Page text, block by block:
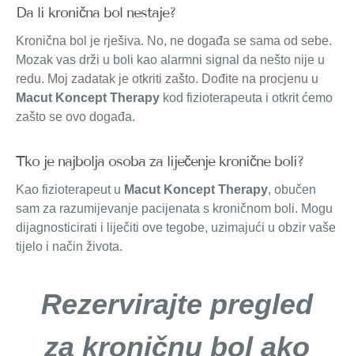
Da li kronična bol nestaje?
Kronična bol je rješiva. No, ne događa se sama od sebe.
Mozak vas drži u boli kao alarmni signal da nešto nije u
redu. Moj zadatak je otkriti zašto. Dođite na procjenu u
Macut Koncept Therapy kod fizioterapeuta i otkrit ćemo
zašto se ovo događa.
Tko je najbolja osoba za liječenje kronične boli?
Kao fizioterapeut u Macut Koncept Therapy, obučen
sam za razumijevanje pacijenata s kroničnom boli. Mogu
dijagnosticirati i liječiti ove tegobe, uzimajući u obzir vaše
tijelo i način života.
Rezervirajte pregled
za kroničnu bol ako